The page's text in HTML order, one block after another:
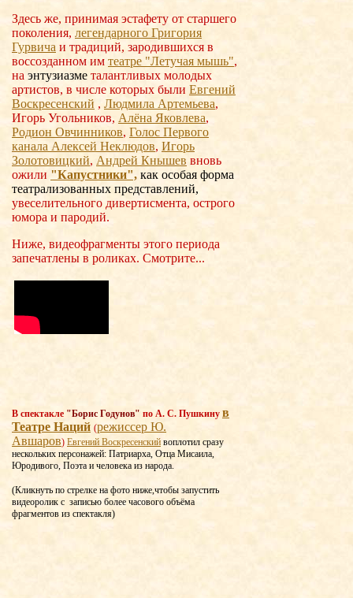
Здесь же, принимая эстафету от старшего
поколения, легендарного Григория
Гурвича и традиций, зародившихся в
воссозданном им театре "Летучая мышь",
на энтузиазме талантливых молодых
артистов, в числе которых были Евгений
Воскресенский , Людмила Артемьева,
Игорь Угольников, Алёна Яковлева,
Родион Овчинников, Голос Первого
канала Алексей Неклюдов, Игорь
Золотовицкий, Андрей Кнышев вновь
ожили "Капустники", как особая форма
театрализованных представлений,
увеселительного дивертисмента, острого
юмора и пародий.
Ниже, видеофрагменты этого периода
запечатлены в роликах. Смотрите...
В спектакле "Борис Годунов" по А. С. Пушкину в
Театре Наций (режиссер Ю.
Авшаров) Евгений Воскресенский воплотил сразу
нескольких персонажей: Патриарха, Отца Мисаила,
Юродивого, Поэта и человека из народа.
(Кликнуть по стрелке на фото ниже,чтобы запустить
видеоролик с записью более часового объёма
фрагментов из спектакля)